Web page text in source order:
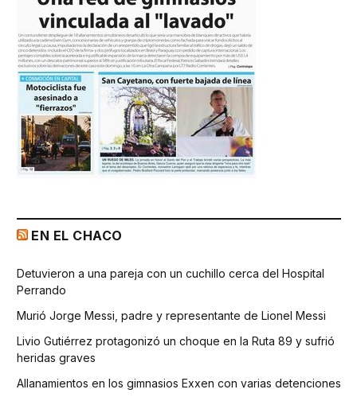
EN EL CHACO
Detuvieron a una pareja con un cuchillo cerca del Hospital
Perrando
Murió Jorge Messi, padre y representante de Lionel Messi
Livio Gutiérrez protagonizó un choque en la Ruta 89 y sufrió
heridas graves
Allanamientos en los gimnasios Exxen con varias detenciones